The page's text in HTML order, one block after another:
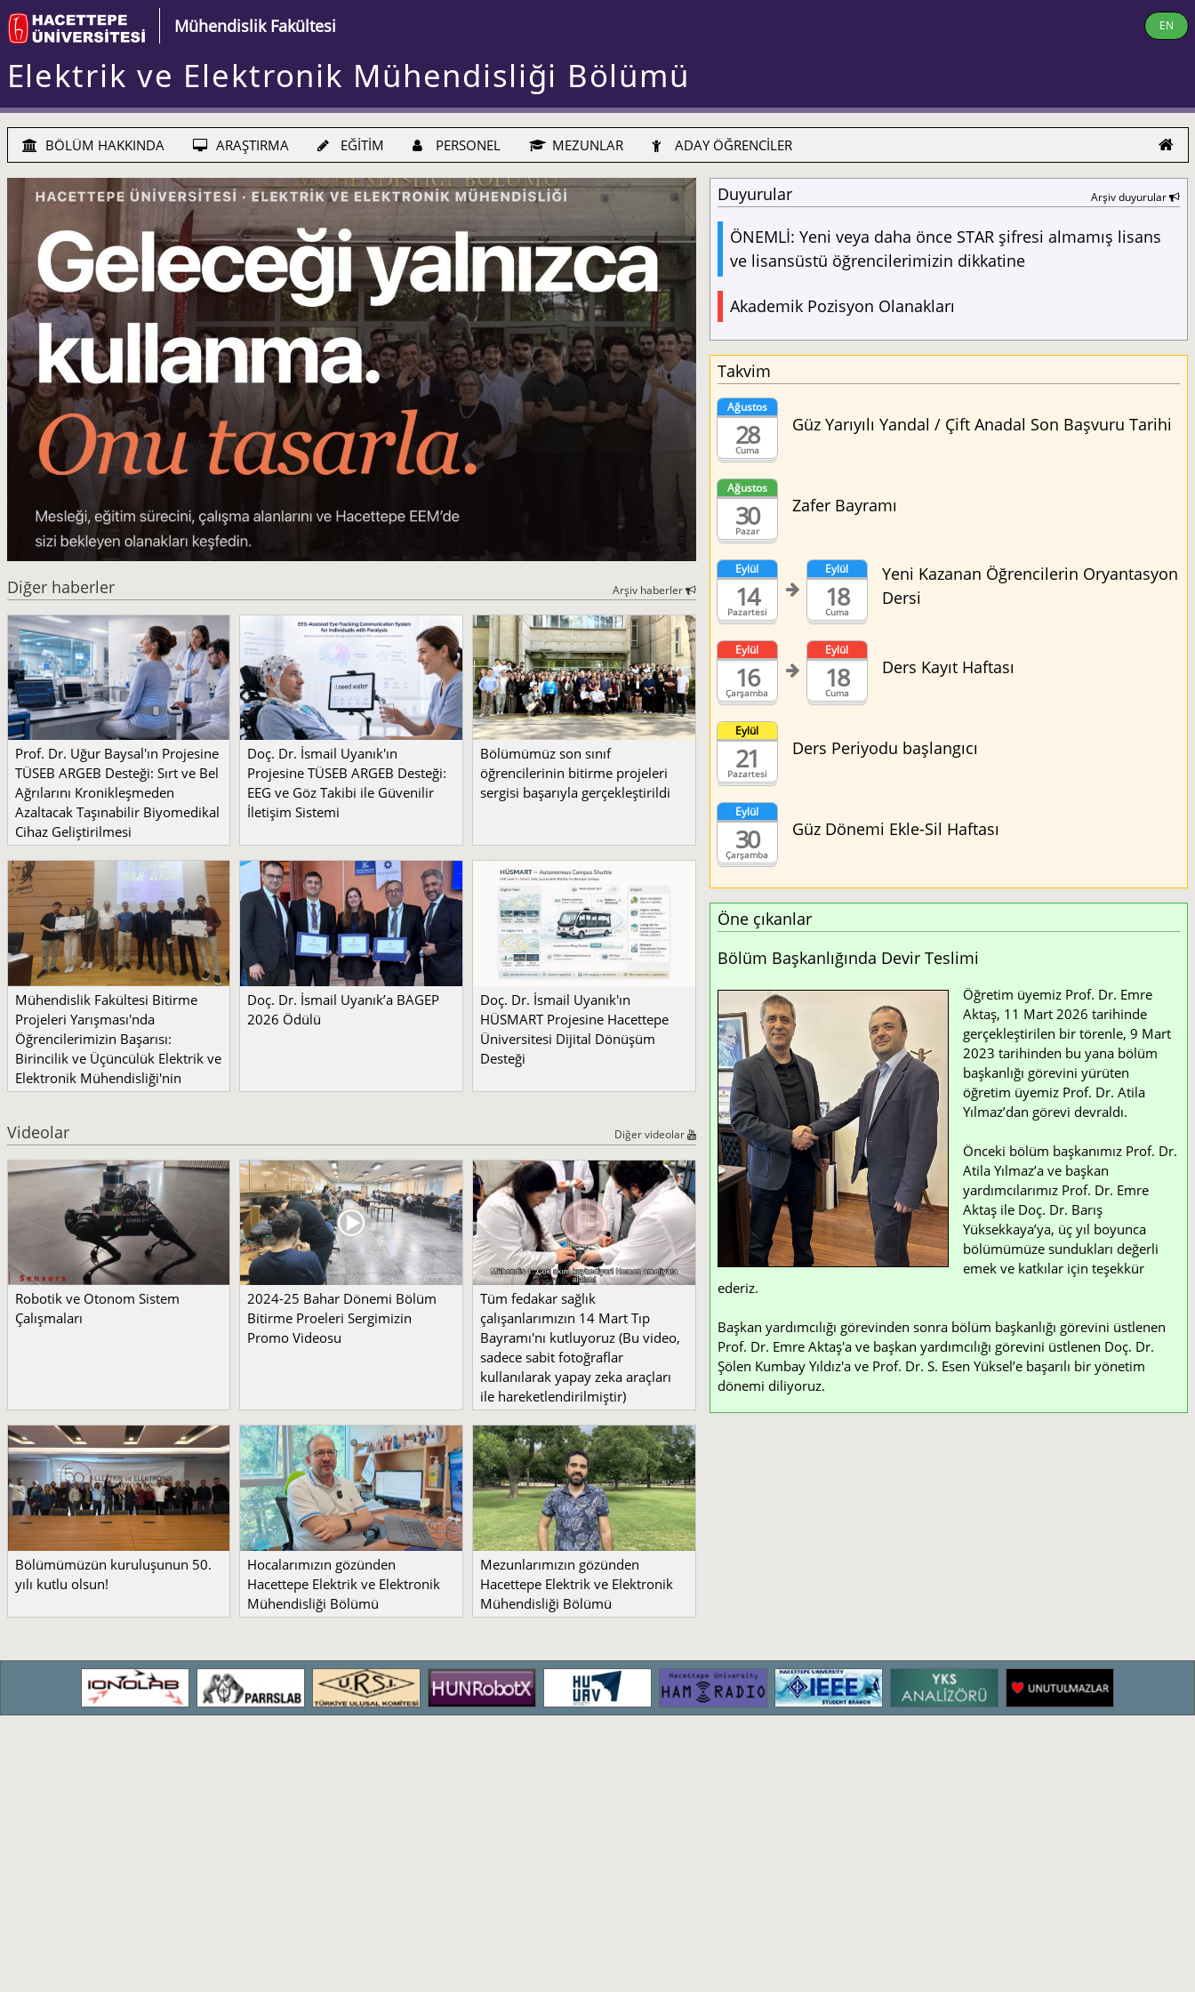
Mühendislik Fakültesi EN
Elektrik ve Elektronik Mühendisliği Bölümü
BÖLÜM HAKKINDA ARAŞTIRMA EĞİTİM PERSONEL MEZUNLAR ADAY ÖĞRENCİLER
Diğer haberler Arşiv haberler
Prof. Dr. Uğur Baysal'ın Projesine
TÜSEB ARGEB Desteği: Sırt ve Bel
Ağrılarını Kronikleşmeden
Azaltacak Taşınabilir Biyomedikal
Cihaz Geliştirilmesi
Doç. Dr. İsmail Uyanık'ın
Projesine TÜSEB ARGEB Desteği:
EEG ve Göz Takibi ile Güvenilir
İletişim Sistemi
Bölümümüz son sınıf
öğrencilerinin bitirme projeleri
sergisi başarıyla gerçekleştirildi
Mühendislik Fakültesi Bitirme
Projeleri Yarışması'nda
Öğrencilerimizin Başarısı:
Birincilik ve Üçüncülük Elektrik ve
Elektronik Mühendisliği'nin
Doç. Dr. İsmail Uyanık’a BAGEP
2026 Ödülü
Doç. Dr. İsmail Uyanık'ın
HÜSMART Projesine Hacettepe
Üniversitesi Dijital Dönüşüm
Desteği
Videolar Diğer videolar
Robotik ve Otonom Sistem
Çalışmaları
2024-25 Bahar Dönemi Bölüm
Bitirme Proeleri Sergimizin
Promo Videosu
Tüm fedakar sağlık
çalışanlarımızın 14 Mart Tıp
Bayramı'nı kutluyoruz (Bu video,
sadece sabit fotoğraflar
kullanılarak yapay zeka araçları
ile hareketlendirilmiştir)
Bölümümüzün kuruluşunun 50.
yılı kutlu olsun!
Hocalarımızın gözünden
Hacettepe Elektrik ve Elektronik
Mühendisliği Bölümü
Mezunlarımızın gözünden
Hacettepe Elektrik ve Elektronik
Mühendisliği Bölümü
Duyurular Arşiv duyurular
ÖNEMLİ: Yeni veya daha önce STAR şifresi almamış lisans
ve lisansüstü öğrencilerimizin dikkatine
Akademik Pozisyon Olanakları
Takvim
Cuma
Ağustos
28 Güz Yarıyılı Yandal / Çift Anadal Son Başvuru Tarihi
Pazar
Ağustos
30 Zafer Bayramı
Pazartesi
Eylül
14 Cuma
Eylül
18
Yeni Kazanan Öğrencilerin Oryantasyon
Dersi
Çarşamba
Eylül
16 Cuma
Eylül
18 Ders Kayıt Haftası
Pazartesi
Eylül
21 Ders Periyodu başlangıcı
Çarşamba
Eylül
30 Güz Dönemi Ekle-Sil Haftası
Öne çıkanlar
Bölüm Başkanlığında Devir Teslimi
Öğretim üyemiz Prof. Dr. Emre
Aktaş, 11 Mart 2026 tarihinde
gerçekleştirilen bir törenle, 9 Mart
2023 tarihinden bu yana bölüm
başkanlığı görevini yürüten
öğretim üyemiz Prof. Dr. Atila
Yılmaz’dan görevi devraldı.
Önceki bölüm başkanımız Prof. Dr.
Atila Yılmaz’a ve başkan
yardımcılarımız Prof. Dr. Emre
Aktaş ile Doç. Dr. Barış
Yüksekkaya’ya, üç yıl boyunca
bölümümüze sundukları değerli
emek ve katkılar için teşekkür
ederiz.
Başkan yardımcılığı görevinden sonra bölüm başkanlığı görevini üstlenen
Prof. Dr. Emre Aktaş'a ve başkan yardımcılığı görevini üstlenen Doç. Dr.
Şölen Kumbay Yıldız'a ve Prof. Dr. S. Esen Yüksel’e başarılı bir yönetim
dönemi diliyoruz.